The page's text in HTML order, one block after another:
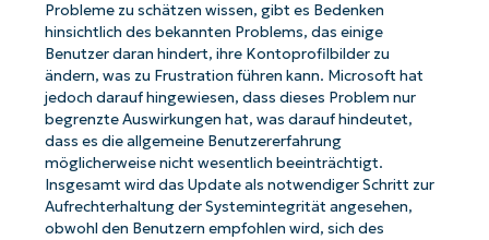
Probleme zu schätzen wissen, gibt es Bedenken
hinsichtlich des bekannten Problems, das einige
Benutzer daran hindert, ihre Kontoprofilbilder zu
ändern, was zu Frustration führen kann. Microsoft hat
jedoch darauf hingewiesen, dass dieses Problem nur
begrenzte Auswirkungen hat, was darauf hindeutet,
dass es die allgemeine Benutzererfahrung
möglicherweise nicht wesentlich beeinträchtigt.
Insgesamt wird das Update als notwendiger Schritt zur
Aufrechterhaltung der Systemintegrität angesehen,
obwohl den Benutzern empfohlen wird, sich des